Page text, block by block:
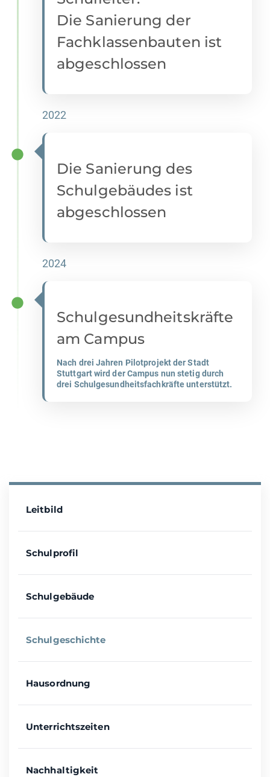
Die Sanierung der
Fachklassenbauten ist
abgeschlossen
2022
Die Sanierung des
Schulgebäudes ist
abgeschlossen
2024
Schulgesundheitskräfte
am Campus
Nach drei Jahren Pilotprojekt der Stadt
Stuttgart wird der Campus nun stetig durch
drei Schulgesundheitsfachkräfte unterstützt.
Leitbild
Schulprofil
Schulgebäude
Schulgeschichte
Hausordnung
Unterrichtszeiten
Nachhaltigkeit